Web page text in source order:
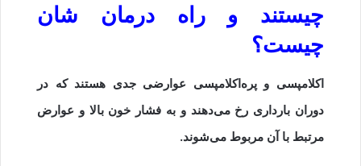
چیستند و راه درمان شان
چیست؟
اکلامپسی و پره‌اکلامپسی عوارضی جدی هستند که در
دوران بارداری رخ می‌دهند و به فشار خون بالا و عوارض
مرتبط با آن مربوط می‌شوند.